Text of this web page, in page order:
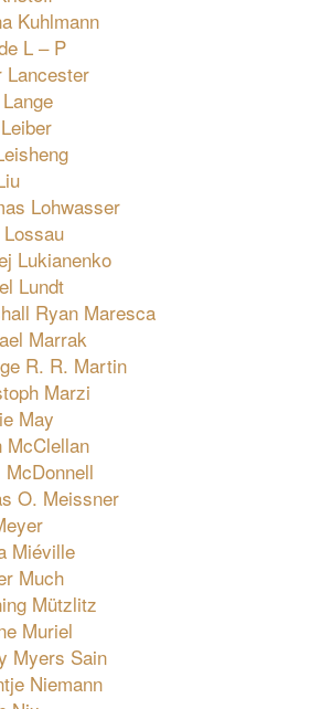
Kuhlmann
L – P
Lancester
Lohwasser
Lukianenko
Lundt
Ryan Maresca
Marrak
R. R. Martin
Marzi
May
McClellan
O. Meissner
Miéville
Much
Mützlitz
Muriel
Myers Sain
Niemann